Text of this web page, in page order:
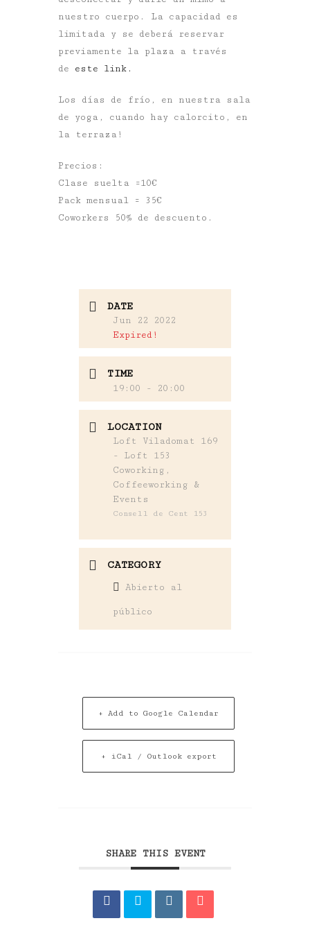
nuestro cuerpo. La capacidad es
limitada y se deberá reservar
previamente la plaza a través
de este link.
Los días de frío, en nuestra sala
de yoga, cuando hay calorcito, en
la terraza!
Precios:
Clase suelta =10€
Pack mensual = 35€
Coworkers 50% de descuento.
DATE
Jun 22 2022
Expired!
TIME
19:00 - 20:00
LOCATION
Loft Viladomat 169
- Loft 153
Coworking,
Coffeeworking &
Events
Consell de Cent 153
CATEGORY
Abierto al
público
+ Add to Google Calendar
+ iCal / Outlook export
SHARE THIS EVENT